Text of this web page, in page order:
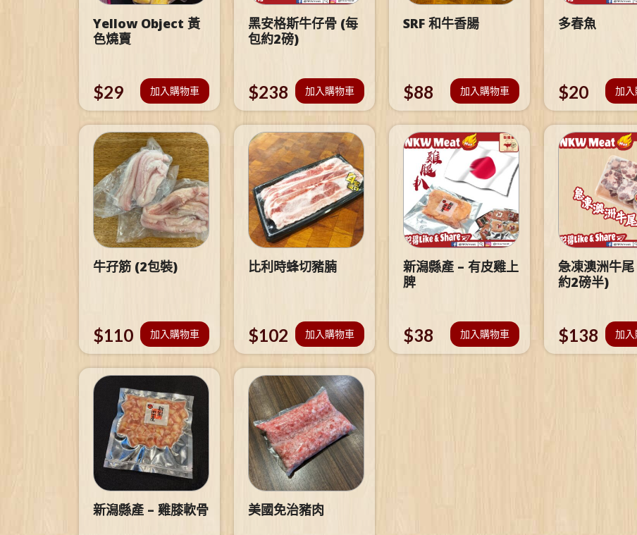
Yellow Object 黃
色燒賣
$29 加入購物車
黑安格斯牛仔骨 (每
包約2磅)
$238 加入購物車
SRF 和牛香腸
$88 加入購物車
多春魚
$20 加
牛孖筋 (2包裝)
$110 加入購物車
比利時蜂切豬腩
$102 加入購物車
新潟縣產 – 有皮雞上
脾
$38 加入購物車
急凍澳洲牛
約2磅半)
$138 加
新潟縣產 – 雞膝軟骨 美國免治豬肉